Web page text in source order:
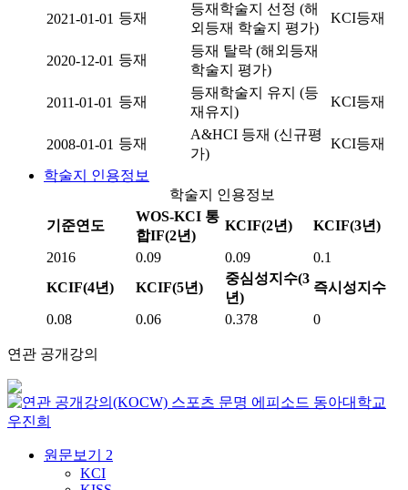
2021-01-01 등재
등재학술지 선정 (해
외등재 학술지 평가)
KCI등재
2020-12-01 등재
등재 탈락 (해외등재
학술지 평가)
2011-01-01 등재
등재학술지 유지 (등
재유지)
KCI등재
2008-01-01 등재
A&HCI 등재 (신규평
가)
KCI등재
학술지 인용정보
학술지 인용정보
기준연도
WOS-KCI 통
합IF(2년)
KCIF(2년) KCIF(3년)
2016 0.09 0.09
0.1
KCIF(4년)
KCIF(5년)
중심성지수(3
년)
즉시성지수
0.08 0.06 0.378 0
연관 공개강의
스포츠 문명 에피소드 동아대학교
우진희
원문보기 2
KCI